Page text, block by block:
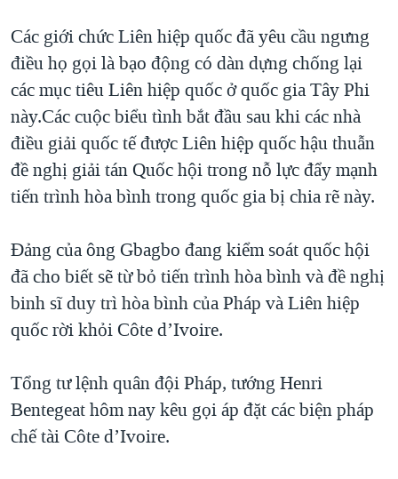
TRỊNH VĨNH BÌNH VS. CHÍNH PHỦ VIỆT NAM
NGƯ DÂN VIỆT VÀ LÀN SÓNG TRỘM HẢI SÂM
BÊN KIA QUỐC LỘ: TIẾNG VỌNG TỪ NÔNG THÔN MỸ
QUAN HỆ VIỆT MỸ
Các giới chức Liên hiệp quốc đã yêu cầu ngưng
điều họ gọi là bạo động có dàn dựng chống lại
các mục tiêu Liên hiệp quốc ở quốc gia Tây Phi
này.Các cuộc biểu tình bắt đầu sau khi các nhà
điều giải quốc tế được Liên hiệp quốc hậu thuẫn
đề nghị giải tán Quốc hội trong nỗ lực đẩy mạnh
tiến trình hòa bình trong quốc gia bị chia rẽ này.
Đảng của ông Gbagbo đang kiểm soát quốc hội
đã cho biết sẽ từ bỏ tiến trình hòa bình và đề nghị
binh sĩ duy trì hòa bình của Pháp và Liên hiệp
quốc rời khỏi Côte d’Ivoire.
Tổng tư lệnh quân đội Pháp, tướng Henri
Bentegeat hôm nay kêu gọi áp đặt các biện pháp
chế tài Côte d’Ivoire.